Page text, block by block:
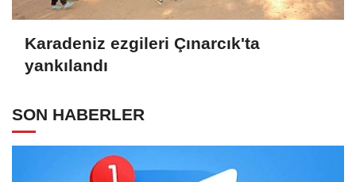
Karadeniz ezgileri Çınarcık'ta
yankılandı
SON HABERLER